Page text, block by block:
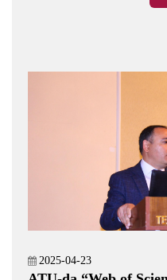
İclasda Maşın
Attestasiya
qaldırılması ilə
2025-04-23